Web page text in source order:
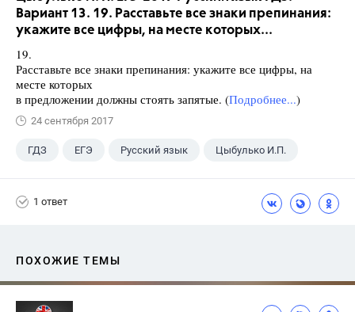
Вариант 13. 19. Расставьте все знаки препинания:
укажите все цифры, на месте которых...
19.
Расставьте все знаки препинания: укажите все цифры, на
месте которых
в предложении должны стоять запятые. (Подробнее...)
24 сентября 2017
ГДЗ ЕГЭ Русский язык Цыбулько И.П.
1 ответ
ПОХОЖИЕ ТЕМЫ